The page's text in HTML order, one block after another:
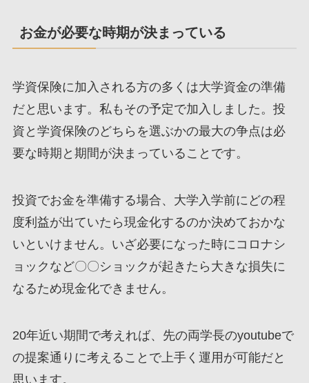
お金が必要な時期が決まっている
学資保険に加入される方の多くは大学資金の準備
だと思います。私もその予定で加入しました。 投
資と学資保険のどちらを選ぶかの最大の争点は必
要な時期と期間が決まっていること です。
投資でお金を準備する場合、大学入学前にどの程
度利益が出ていたら現金化するのか決めておかな
いといけません。 いざ必要になった時にコロナシ
ョックなど〇〇ショックが起きたら大きな損失に
なるため現金化できません。
20年近い期間で考えれば、先の両学長のyoutubeで
の提案通りに考えることで上手く運用が可能だと
思います。